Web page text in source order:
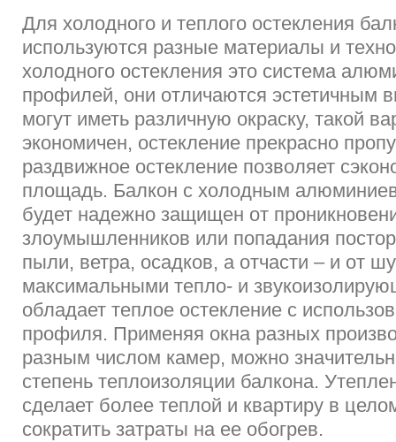
Для холодного и теплого остекления
используются разные материалы и
холодного остекления это система
профилей, они отличаются эстетичным
могут иметь различную окраску, такой
экономичен, остекление прекрасно
раздвижное остекление позволяет
площадь. Балкон с холодным
будет надежно защищен от
злоумышленников или попадания
пыли, ветра, осадков, а отчасти – и от
максимальными тепло- и
обладает теплое остекление с
профиля. Применяя окна разных
разным числом камер, можно
степень теплоизоляции балкона.
сделает более теплой и квартиру в
сократить затраты на ее обогрев.